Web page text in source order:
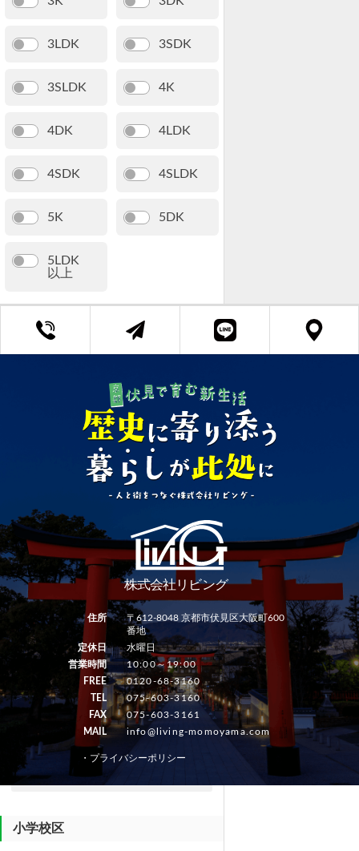
3LDK 3SDK
3SLDK 4K
4DK 4LDK
4SDK 4SLDK
5K 5DK
5LDK
以上
土地面積
〜
専有面積
駅徒歩分
小学校区
住所
〒612-8048 京都市伏見区大阪町600
番地
定休日
水曜日
営業時間
10:00～19:00
FREE
0120-68-3160
TEL
075-603-3160
FAX
075-603-3161
MAIL
info@living-momoyama.com
・プライバシーポリシー
京都府知事 (3) 第13382号
Copyright ©リビング All Rights Reserved.